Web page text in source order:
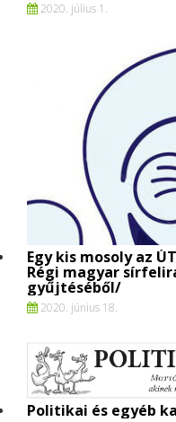
2020. július 1.
Egy kis mosoly az
Régi magyar
gyűjtéséből/
2020. június 18.
Politikai és egyéb